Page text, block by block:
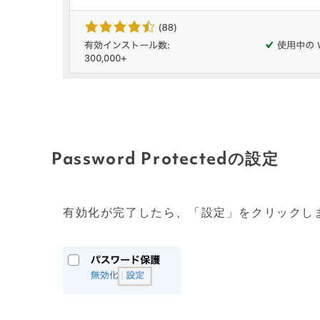
Password Protectedの設定
有効化が完了したら、「設定」をクリックし